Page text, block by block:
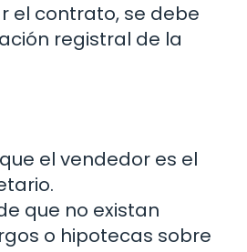
el contrato, se debe
registral de la
el vendedor es el
que no existan
o hipotecas sobre